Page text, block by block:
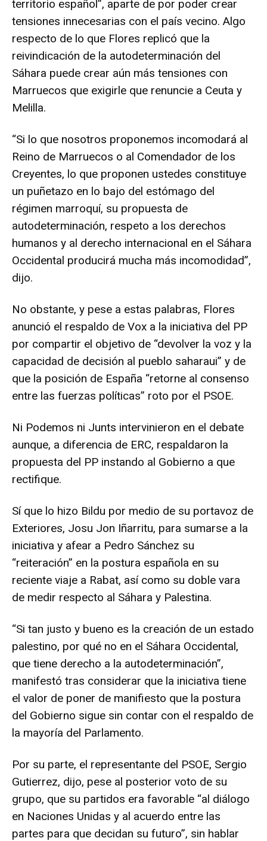
territorio español”, aparte de por poder crear
tensiones innecesarias con el país vecino. Algo
respecto de lo que Flores replicó que la
reivindicación de la autodeterminación del
Sáhara puede crear aún más tensiones con
Marruecos que exigirle que renuncie a Ceuta y
Melilla.
“Si lo que nosotros proponemos incomodará al
Reino de Marruecos o al Comendador de los
Creyentes, lo que proponen ustedes constituye
un puñetazo en lo bajo del estómago del
régimen marroquí, su propuesta de
autodeterminación, respeto a los derechos
humanos y al derecho internacional en el Sáhara
Occidental producirá mucha más incomodidad”,
dijo.
No obstante, y pese a estas palabras, Flores
anunció el respaldo de Vox a la iniciativa del PP
por compartir el objetivo de “devolver la voz y la
capacidad de decisión al pueblo saharaui” y de
que la posición de España “retorne al consenso
entre las fuerzas políticas” roto por el PSOE.
Ni Podemos ni Junts intervinieron en el debate
aunque, a diferencia de ERC, respaldaron la
propuesta del PP instando al Gobierno a que
rectifique.
Sí que lo hizo Bildu por medio de su portavoz de
Exteriores, Josu Jon Iñarritu, para sumarse a la
iniciativa y afear a Pedro Sánchez su
“reiteración” en la postura española en su
reciente viaje a Rabat, así como su doble vara
de medir respecto al Sáhara y Palestina.
“Si tan justo y bueno es la creación de un estado
palestino, por qué no en el Sáhara Occidental,
que tiene derecho a la autodeterminación”,
manifestó tras considerar que la iniciativa tiene
el valor de poner de manifiesto que la postura
del Gobierno sigue sin contar con el respaldo de
la mayoría del Parlamento.
Por su parte, el representante del PSOE, Sergio
Gutierrez, dijo, pese al posterior voto de su
grupo, que su partidos era favorable “al diálogo
en Naciones Unidas y al acuerdo entre las
partes para que decidan su futuro”, sin hablar